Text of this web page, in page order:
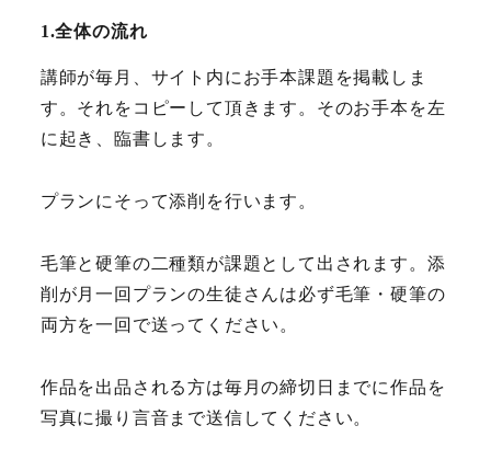
1.全体の流れ
講師が毎月、サイト内にお手本課題を掲載しま
す。それをコピーして頂きます。そのお手本を左
に起き、臨書します。
プランにそって添削を行います。
毛筆と硬筆の二種類が課題として出されます。添
削が月一回プランの生徒さんは必ず毛筆・硬筆の
両方を一回で送ってください。
作品を出品される方は毎月の締切日までに作品を
写真に撮り言音まで送信してください。